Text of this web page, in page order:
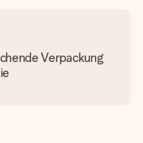
Verpackung